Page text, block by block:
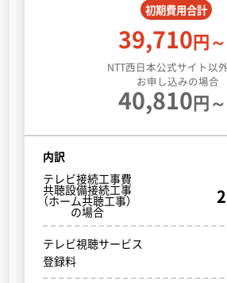
初期費用合計
39,710円～
NTT西日本公式サイト以
お申し込みの場合
40,810円～
内訳
テレビ接続工事費
共聴設備接続工事
（ホーム共聴工事）
の場合
テレビ視聴サービス
登録料